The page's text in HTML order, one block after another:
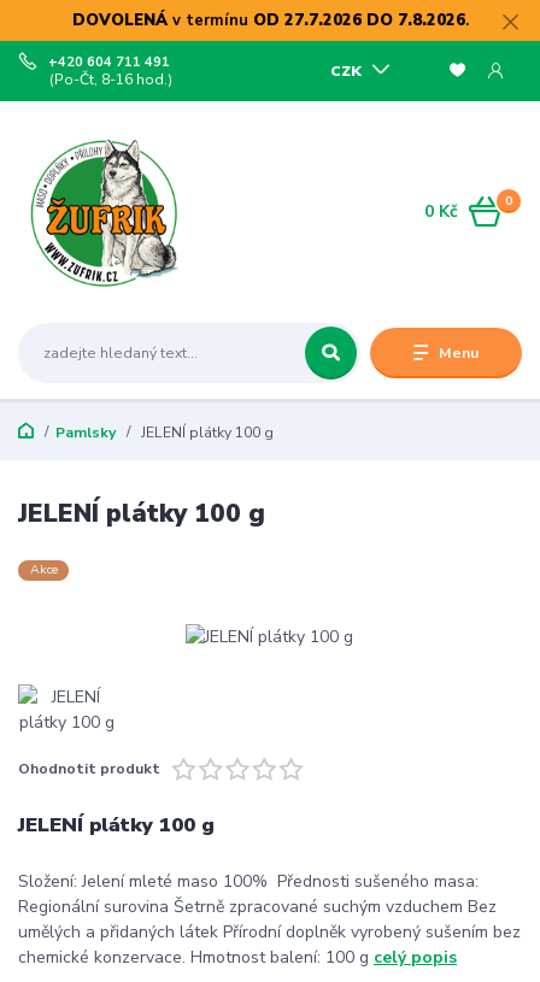
DOVOLENÁv termínu OD 27.7.2026 DO 7.8.2026.
Menu
CZK
+420 604 711 491
(Po-Čt, 8-16 hod.)
0
0 Kč
Pamlsky JELENÍ plátky 100 g
JELENÍ plátky 100 g
Akce
Ohodnotit produkt
JELENÍ plátky 100 g
Složení: Jelení mleté maso 100% Přednosti sušeného masa:
Regionální surovina Šetrně zpracované suchým vzduchem Bez
umělých a přidaných látek Přírodní doplněk vyrobený sušením bez
chemické konzervace. Hmotnost balení: 100 g celý popis